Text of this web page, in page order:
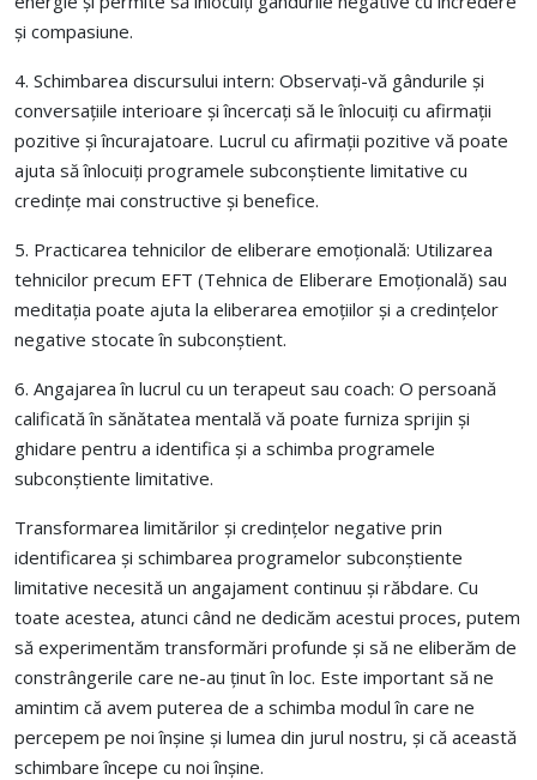
și compasiune.
4. Schimbarea discursului intern: Observați-vă gândurile și
conversațiile interioare și încercați să le înlocuiți cu afirmații
pozitive și încurajatoare. Lucrul cu afirmații pozitive vă poate
ajuta să înlocuiți programele subconștiente limitative cu
credințe mai constructive și benefice.
5. Practicarea tehnicilor de eliberare emoțională: Utilizarea
tehnicilor precum EFT (Tehnica de Eliberare Emoțională) sau
meditația poate ajuta la eliberarea emoțiilor și a credințelor
negative stocate în subconștient.
6. Angajarea în lucrul cu un terapeut sau coach: O persoană
calificată în sănătatea mentală vă poate furniza sprijin și
ghidare pentru a identifica și a schimba programele
subconștiente limitative.
Transformarea limitărilor și credințelor negative prin
identificarea și schimbarea programelor subconștiente
limitative necesită un angajament continuu și răbdare. Cu
toate acestea, atunci când ne dedicăm acestui proces, putem
să experimentăm transformări profunde și să ne eliberăm de
constrângerile care ne-au ținut în loc. Este important să ne
amintim că avem puterea de a schimba modul în care ne
percepem pe noi înșine și lumea din jurul nostru, și că această
schimbare începe cu noi înșine.